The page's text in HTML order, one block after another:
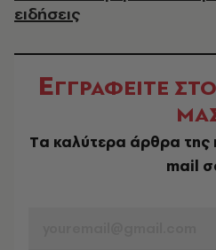
ειδήσεις
ΕΓΓΡΑΦΕΙΤΕ ΣΤΟ
Tα καλύτερα άρθρα της
mail